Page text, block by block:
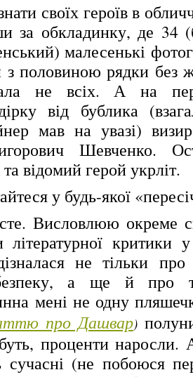
своїх героїв в
за обкладинку, де 34
малесенькі
з половиною рядки без
не всіх. А на
від бублика
мав на увазі)
Шевченко.
відомий герой укрліт.
у будь-якої
Висловлюю окреме
критики
не тільки
а ще й про
мені не одну
про Дашвар)
проценти наросли.
сучасні (не побоюся